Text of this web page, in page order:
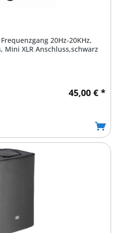
20Hz-20KHz,
Mini XLR Anschluss,schwarz
45,00 € *